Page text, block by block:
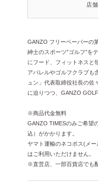
店
GANZO フリーペーパーの
紳士のスポーツ”ゴルフ”を
にフード、フィットネスと
アパレルやゴルフクラブも
ュン」代表取締役社長の佐
に迫りつつ、GANZO
※商品代金無料
GANZO TIMESのみご希望
込）がかかります。
ヤマト運輸のネコポス(メ
はご利用いただけません。
※直営店、一部百貨店でも